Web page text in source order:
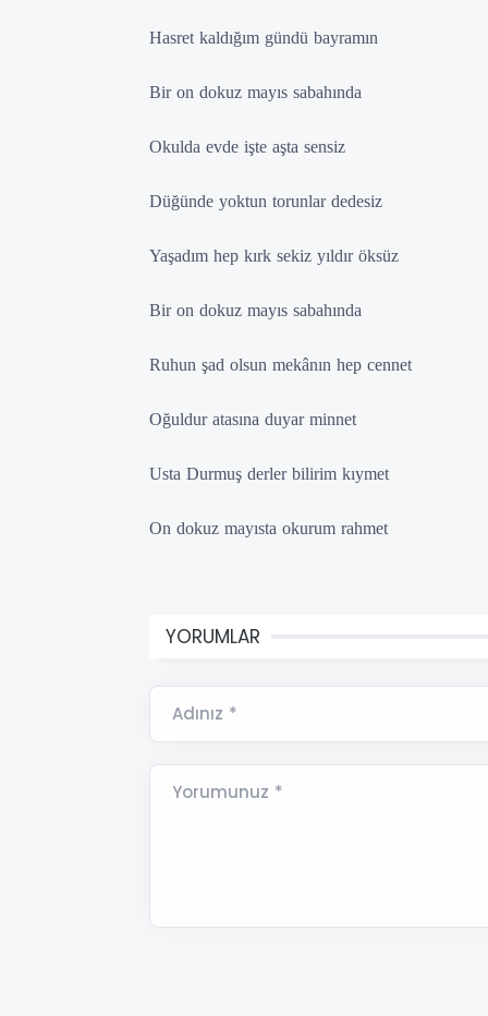
Hasret kaldığım gündü bayramın
Bir on dokuz mayıs sabahında
Okulda evde işte aşta sensiz
Düğünde yoktun torunlar dedesiz
Yaşadım hep kırk sekiz yıldır öksüz
Bir on dokuz mayıs sabahında
Ruhun şad olsun mekânın hep cennet
Oğuldur atasına duyar minnet
Usta Durmuş derler bilirim kıymet
On dokuz mayısta okurum rahmet
YORUMLAR
Adınız *
Yorumunuz *